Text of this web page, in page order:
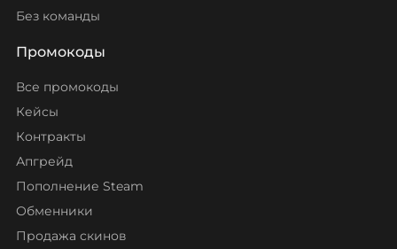
Без команды
Промокоды
Все промокоды
Кейсы
Контракты
Апгрейд
Пополнение Steam
Обменники
Продажа скинов